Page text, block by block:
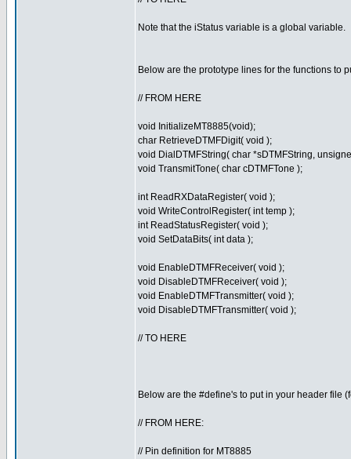
Note that the iStatus variable is a global variable.
Below are the prototype lines for the functions to
// FROM HERE
void InitializeMT8885(void);
char RetrieveDTMFDigit( void );
void DialDTMFString( char *sDTMFString,
void TransmitTone( char cDTMFTone );
int ReadRXDataRegister( void );
void WriteControlRegister( int temp );
int ReadStatusRegister( void );
void SetDataBits( int data );
void EnableDTMFReceiver( void );
void DisableDTMFReceiver( void );
void EnableDTMFTransmitter( void );
void DisableDTMFTransmitter( void );
// TO HERE
Below are the #define's to put in your header file
// FROM HERE:
// Pin definition for MT8885